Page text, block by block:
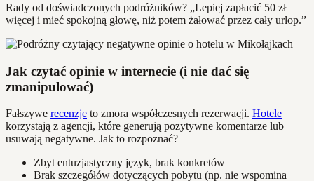
Rady od doświadczonych podróżników? „Lepiej zapłacić 50 zł
więcej i mieć spokojną głowę, niż potem żałować przez cały urlop.”
Jak czytać opinie w internecie (i nie dać się
zmanipulować)
Fałszywe recenzje to zmora współczesnych rezerwacji. Hotele
korzystają z agencji, które generują pozytywne komentarze lub
usuwają negatywne. Jak to rozpoznać?
Zbyt entuzjastyczny język, brak konkretów
Brak szczegółów dotyczących pobytu (np. nie wspomina